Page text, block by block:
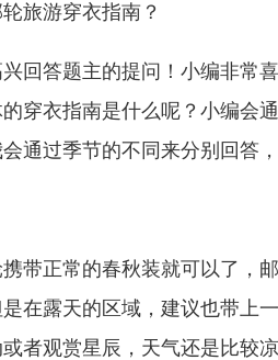
旅游穿衣指南？
回答题主的提问！小编非常
穿衣指南是什么呢？小编会
通过季节的不同来分别回答
带正常的春秋装就可以了，
在露天的区域，建议也带上
者观赏星辰，天气还是比较